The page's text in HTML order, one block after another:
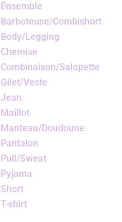
Ensemble
Barboteuse/Combishort
Body/Legging
Chemise
Combinaison/Salopette
Gilet/Veste
Jean
Maillot
Manteau/Doudoune
Pantalon
Pull/Sweat
Pyjama
Short
T-shirt